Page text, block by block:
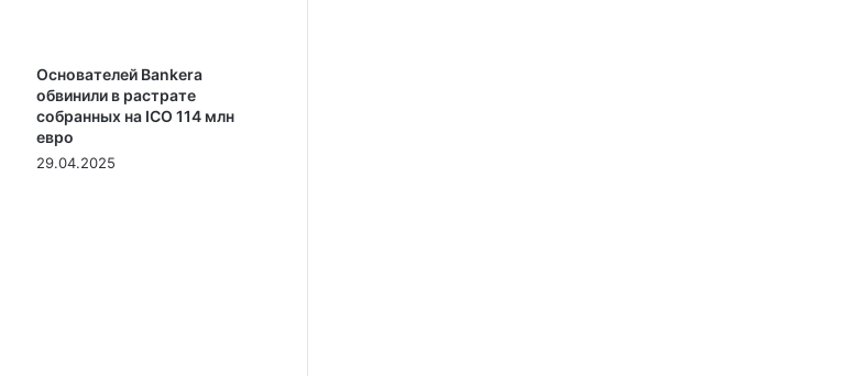
Основателей Bankera
обвинили в растрате
собранных на ICO 114 млн
евро
29.04.2025